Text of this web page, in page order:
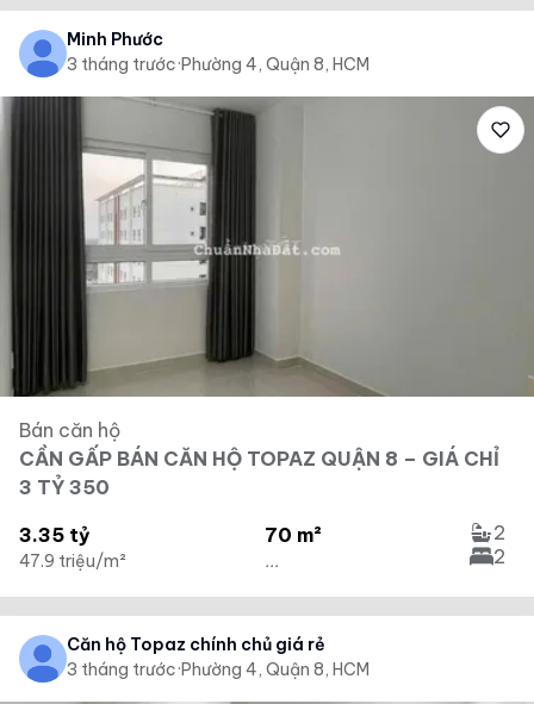
Minh Phước
3 tháng trước·Phường 4, Quận 8, HCM
Bán căn hộ
CẦN GẤP BÁN CĂN HỘ TOPAZ QUẬN 8 – GIÁ CHỈ
3 TỶ 350
3.35 tỷ
47.9 triệu/m²
70 m²
...
2
2
Căn hộ Topaz chính chủ giá rẻ
3 tháng trước·Phường 4, Quận 8, HCM